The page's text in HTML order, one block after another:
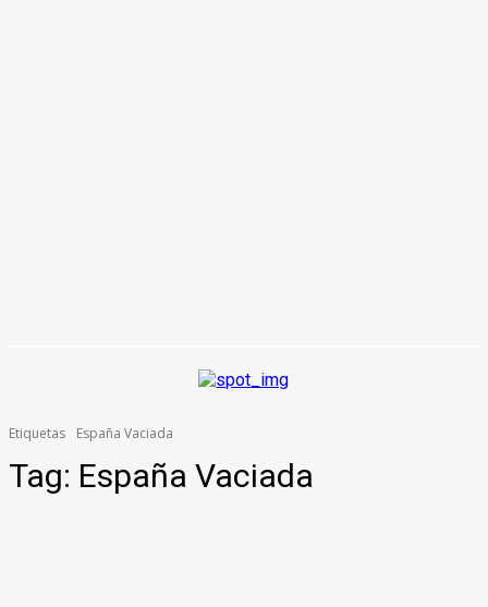
Etiquetas España Vaciada
Tag: España Vaciada